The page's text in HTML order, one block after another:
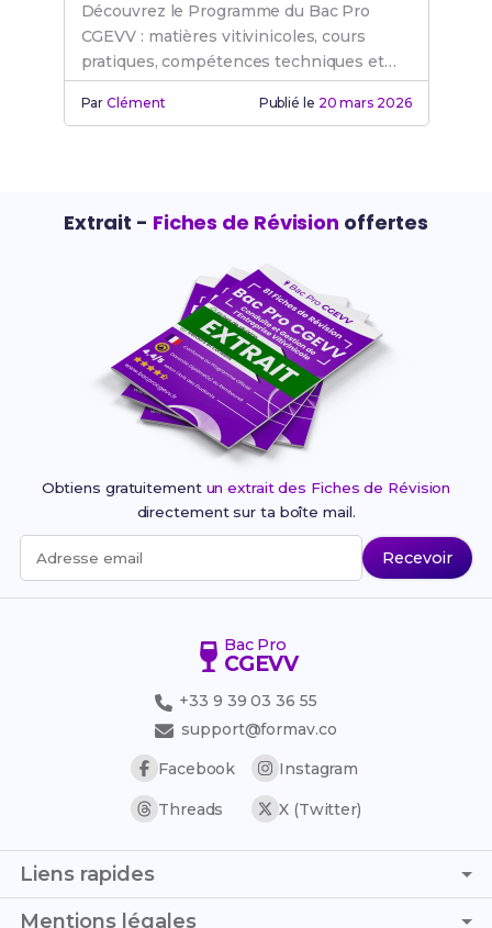
Découvrez le Programme du Bac Pro
CGEVV : matières vitivinicoles, cours
pratiques, compétences techniques et
stages pour réussir en viticulture.
ParClément Publié le 20 mars 2026
Extrait - Fiches de Révision offertes
Obtiens gratuitement un extrait des Fiches de Révision
directement sur ta boîte mail.
Adresse email Recevoir
Bac Pro
CGEVV
+33 9 39 03 36 55
support@formav.co
Facebook
Instagram
Threads X (Twitter)
Liens rapides
Page d'accueil
Mentions légales